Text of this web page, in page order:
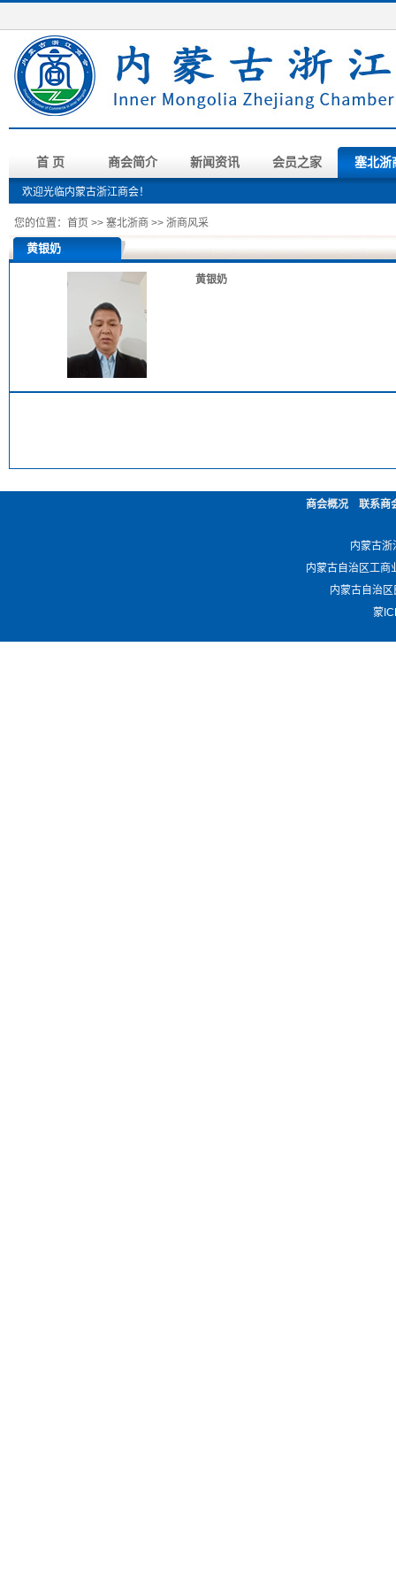
首 页 商会简介 新闻资讯 会员之家 塞北浙
欢迎光临内蒙古浙江商会！
您的位置： 首页 >> 塞北浙商 >> 浙商风采
黄银奶
黄银奶
商会概况 联系商
内蒙古浙
内蒙古自治区工商
内蒙古自治
蒙